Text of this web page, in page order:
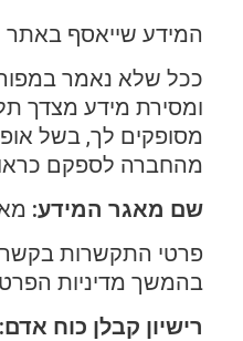
המידע שייאסף
ככל שלא נאמר
ומסירת מידע מצדך
מסופקים לך, בשל
מהחברה לספקם
שם מאגר המידע:
פרטי התקשרות
בהמשך מדיניות
רישיון קבלן כוח אדם: